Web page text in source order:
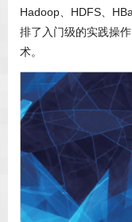
Hadoop、HDFS、
排了入门级的实践操
术。